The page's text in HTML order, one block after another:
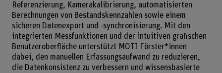
Referenzierung, Kamerakalibrierung, automatisierten
Berechnungen von Bestandskennzahlen sowie einem
sicheren Datenexport und -synchronisierung. Mit den
integrierten Messfunktionen und der intuitiven grafischen
Benutzeroberfläche unterstützt MOTI Förster*innen
dabei, den manuellen Erfassungsaufwand zu reduzieren,
die Datenkonsistenz zu verbessern und wissensbasierte